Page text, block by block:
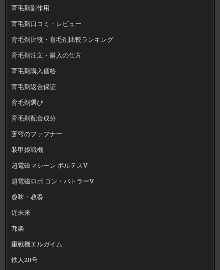
育毛剤副作用
育毛剤口コミ・レビュー
育毛剤比較・育毛剤比較ランキング
育毛剤注文・購入の仕方
育毛剤購入価格
育毛剤返金保証
育毛剤選び
育毛剤配合成分
蒼穹のファフナー
装甲娘戦機
超電磁マシーン ボルテスV
超電磁ロボ コン・バトラーV
趣味・教養
近未来
邦楽
重戦機エルガイム
鉄人28号